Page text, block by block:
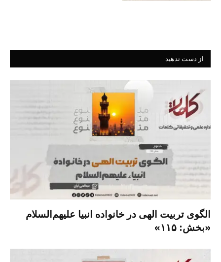
از دست ندهید
الگوی تربیت الهی در خانواده انبیا‌‌ علیهم‌السلام
«بخش: ۱۱۵»